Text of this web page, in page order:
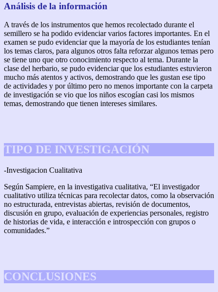
Análisis de la información
A través de los instrumentos que hemos recolectado durante el
semillero se ha podido evidenciar varios factores importantes. En el
examen se pudo evidenciar que la mayoría de los estudiantes tenían
los temas claros, para algunos otros falta reforzar algunos temas pero
se tiene uno que otro conocimiento respecto al tema. Durante la
clase del herbario, se pudo evidenciar que los estudiantes estuvieron
mucho más atentos y activos, demostrando que les gustan ese tipo
de actividades y por último pero no menos importante con la carpeta
de investigación se vio que los niños escogían casi los mismos
temas, demostrando que tienen intereses similares.
TIPO DE INVESTIGACIÓN
-Investigacion Cualitativa
Según Sampiere, en la investigativa cualitativa, “El investigador
cualitativo utiliza técnicas para recolectar datos, como la observación
no estructurada, entrevistas abiertas, revisión de documentos,
discusión en grupo, evaluación de experiencias personales, registro
de historias de vida, e interacción e introspección con grupos o
comunidades.”
CONCLUSIONES